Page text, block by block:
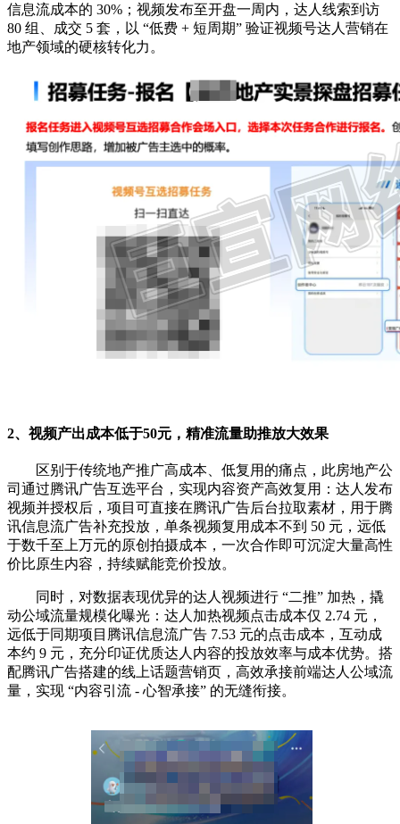
信息流成本的 30%；视频发布至开盘一周内，达人线索到访
80 组、成交 5 套，以 “低费 + 短周期” 验证视频号达人营销在
地产领域的硬核转化力。
2、视频产出成本低于50元，精准流量助推放大效果
区别于传统地产推广高成本、低复用的痛点，此房地产公
司通过腾讯广告互选平台，实现内容资产高效复用：达人发布
视频并授权后，项目可直接在腾讯广告后台拉取素材，用于腾
讯信息流广告补充投放，单条视频复用成本不到 50 元，远低
于数千至上万元的原创拍摄成本，一次合作即可沉淀大量高性
价比原生内容，持续赋能竞价投放。
同时，对数据表现优异的达人视频进行 “二推” 加热，撬
动公域流量规模化曝光：达人加热视频点击成本仅 2.74 元，
远低于同期项目腾讯信息流广告 7.53 元的点击成本，互动成
本约 9 元，充分印证优质达人内容的投放效率与成本优势。搭
配腾讯广告搭建的线上话题营销页，高效承接前端达人公域流
量，实现 “内容引流 - 心智承接” 的无缝衔接。